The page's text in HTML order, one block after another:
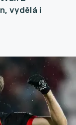
vydělá i